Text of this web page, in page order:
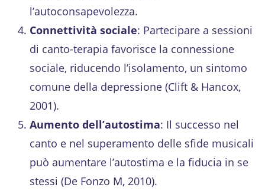
l’autoconsapevolezza.
Connettività sociale: Partecipare a sessioni
di canto-terapia favorisce la connessione
sociale, riducendo l’isolamento, un sintomo
comune della depressione (Clift & Hancox,
2001).
Aumento dell’autostima: Il successo nel
canto e nel superamento delle sfide musicali
può aumentare l’autostima e la fiducia in se
stessi (De Fonzo M, 2010).